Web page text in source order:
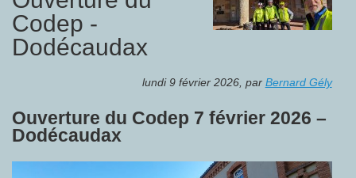
Codep -
Dodécaudax
lundi 9 février 2026, par Bernard Gély
Ouverture du Codep 7 février 2026 –
Dodécaudax